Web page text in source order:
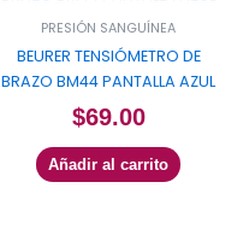
PRESIÓN SANGUÍNEA
BEURER TENSIÓMETRO DE
BRAZO BM44 PANTALLA AZUL
$69.00
Añadir al carrito